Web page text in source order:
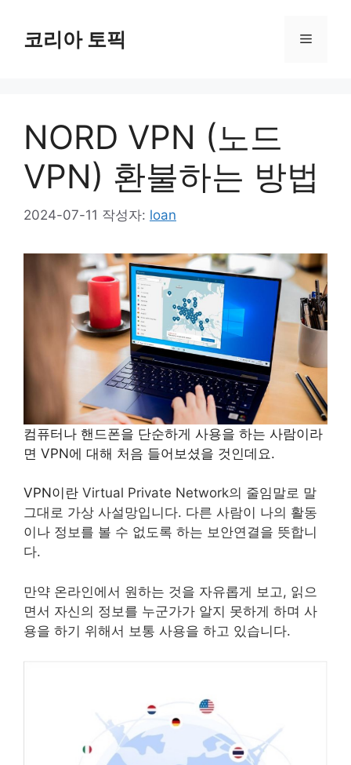
코리아 토픽 메
NORD VPN (노드
VPN) 환불하는 방법
2024-07-11 작성자: loan
컴퓨터나 핸드폰을 단순하게 사용을 하는 사람이라
면 VPN에 대해 처음 들어보셨을 것인데요.
VPN이란 Virtual Private Network의 줄임말로 말
그대로 가상 사설망입니다. 다른 사람이 나의 활동
이나 정보를 볼 수 없도록 하는 보안연결을 뜻합니
다.
만약 온라인에서 원하는 것을 자유롭게 보고, 읽으
면서 자신의 정보를 누군가가 알지 못하게 하며 사
용을 하기 위해서 보통 사용을 하고 있습니다.